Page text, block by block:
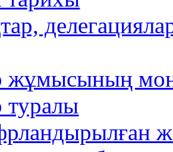
жұмысының
туралы